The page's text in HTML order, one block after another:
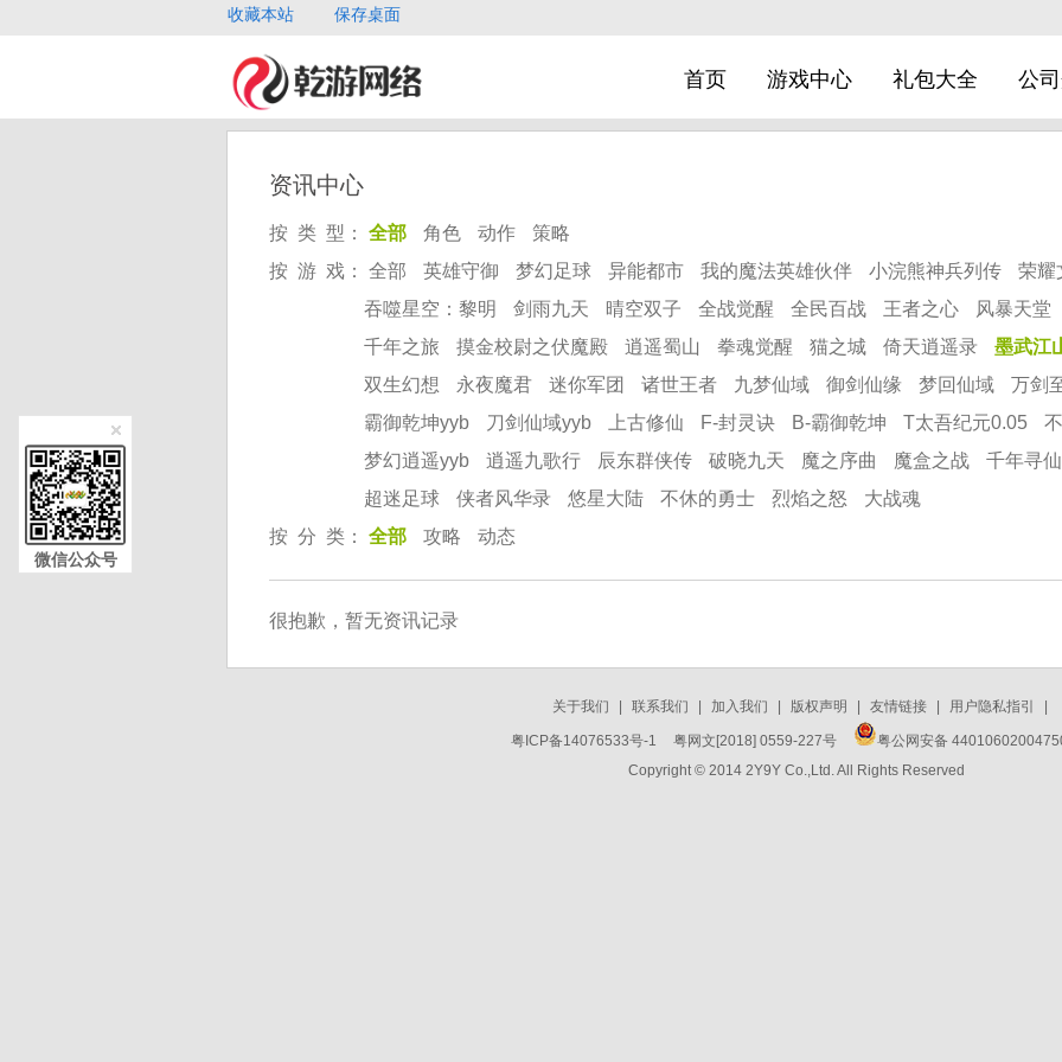
微信公众号
收藏本站 保存桌面
首页 游戏中心 礼包大全 公
资讯中心
按 类 型： 全部 角色 动作
策略
按 游 戏：
全部 英雄守御 梦幻足球 异能都市 我的魔法英雄伙伴 小浣熊神兵列传
荣耀
吞噬星空：黎明
剑雨九天 晴空双子 全战觉醒 全民百战 王者之心
风暴天堂
千年之旅
摸金校尉之伏魔殿 逍遥蜀山 拳魂觉醒 猫之城 倚天逍遥录
墨武江
双生幻想
永夜魔君 迷你军团 诸世王者 九梦仙域 御剑仙缘 梦回仙域
万剑
霸御乾坤yyb
刀剑仙域yyb 上古修仙 F-封灵诀 B-霸御乾坤 T太吾纪元0.05
梦幻逍遥yyb
逍遥九歌行 辰东群侠传 破晓九天 魔之序曲 魔盒之战
千年寻仙
超迷足球
侠者风华录 悠星大陆 不休的勇士 烈焰之怒
大战魂
按 分 类：
全部 攻略 动态
很抱歉，暂无资讯记录
关于我们 联系我们 加入我们 版权声明 友情链接 用户隐私指引
粤ICP备14076533号-1 粤网文[2018] 0559-227号
粤公网安备
Copyright © 2014 2Y9Y Co.,Ltd. All Rights Reserved